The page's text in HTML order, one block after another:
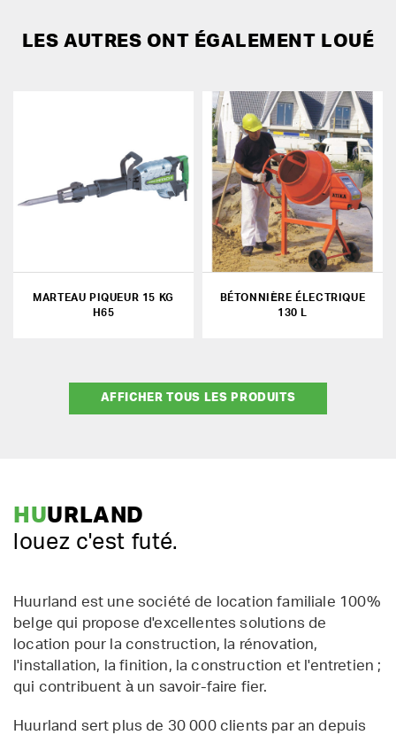
LES AUTRES ONT ÉGALEMENT LOUÉ
MARTEAU PIQUEUR 15 KG
H65
BÉTONNIÈRE ÉLECTRIQUE
130 L
AFFICHER TOUS LES PRODUITS
HUURLAND
louez c'est futé.
Huurland est une société de location familiale 100%
belge qui propose d'excellentes solutions de
location pour la construction, la rénovation,
l'installation, la finition, la construction et l'entretien ;
qui contribuent à un savoir-faire fier.
Huurland sert plus de 30 000 clients par an depuis